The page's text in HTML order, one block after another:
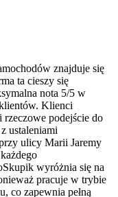
znajduje się
ta cieszy się
nota 5/5 w
Klienci
podejście do
ustaleniami
ulicy Marii Jaremy
wyróżnia się na
pracuje w trybie
co zapewnia pełną